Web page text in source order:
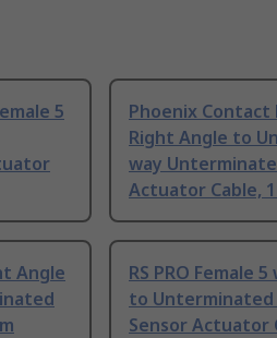
5
Phoenix Contact
Right Angle to
way
Actuator Cable,
Angle
RS PRO Female
to
Sensor Actuator